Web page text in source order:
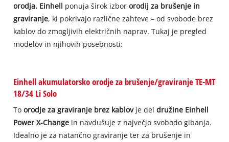
orodja. Einhell ponuja širok izbororodij za brušenje in
graviranje, ki pokrivajo različne zahteve – od svobode brez
kablov do zmogljivih električnih naprav. Tukaj je pregled
modelov in njihovih posebnosti:
Einhell akumulatorsko orodje za brušenje/graviranje TE-MT
18/34 Li Solo
Toorodje za graviranje brez kablov je del družine Einhell
Power X-Change in navdušuje z največjo svobodo gibanja.
Idealno je za natančno graviranje ter za brušenje in